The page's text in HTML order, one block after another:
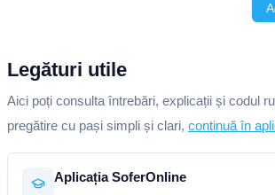
Legături utile
Aici poți consulta întrebări, explicații și codul
pregătire cu pași simpli și clari, continuă în
Aplicația SoferOnline